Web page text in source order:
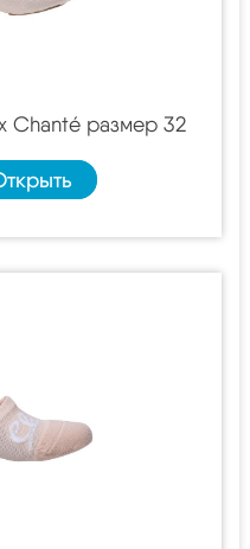
Chanté размер 32